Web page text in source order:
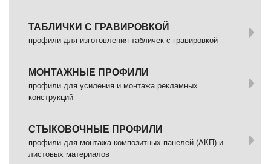
ТАБЛИЧКИ С ГРАВИРОВКОЙ
профили для изготовления табличек с гравировкой
МОНТАЖНЫЕ ПРОФИЛИ
профили для усиления и монтажа рекламных
конструкций
СТЫКОВОЧНЫЕ ПРОФИЛИ
профили для монтажа композитных панелей (АКП) и
листовых материалов